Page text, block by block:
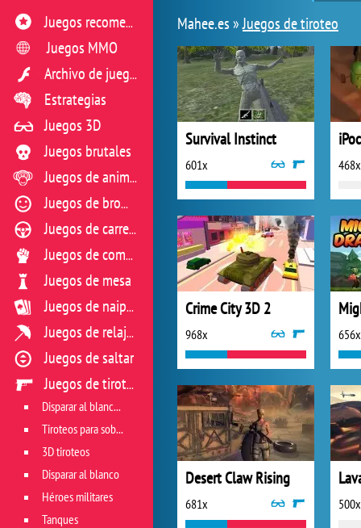
Mahee.es »Juegos de tiroteo
Survival Instinct
601x 468x
Crime City 3D 2
968x 656x
Desert Claw Rising
681x 500x
Juegos recomendados
Juegos MMO
Archivo de juegos flash
Estrategias
Juegos 3D
Juegos brutales
Juegos de animales
Juegos de broma
Juegos de carreras
Juegos de combate
Juegos de mesa
Juegos de naipes
Juegos de relajación
Juegos de saltar
Juegos de tiroteo
Disparar al blanco vivo
Tiroteos para sobrevivir
3D tiroteos
Disparar al blanco
Héroes militares
Tanques